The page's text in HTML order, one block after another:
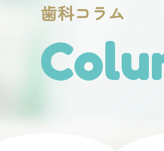
歯科コラム